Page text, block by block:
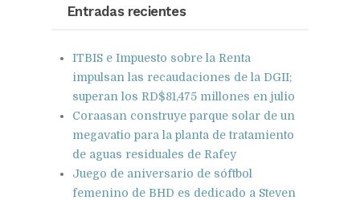
Entradas recientes
ITBIS e Impuesto sobre la Renta
impulsan las recaudaciones de la DGII;
superan los RD$81,475 millones en julio
Coraasan construye parque solar de un
megavatio para la planta de tratamiento
de aguas residuales de Rafey
Juego de aniversario de sóftbol
femenino de BHD es dedicado a Steven